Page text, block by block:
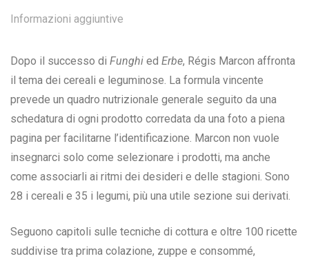
Informazioni aggiuntive
Dopo il successo di Funghi ed Erbe, Régis Marcon affronta
il tema dei cereali e leguminose. La formula vincente
prevede un quadro nutrizionale generale seguito da una
schedatura di ogni prodotto corredata da una foto a piena
pagina per facilitarne l’identificazione. Marcon non vuole
insegnarci solo come selezionare i prodotti, ma anche
come associarli ai ritmi dei desideri e delle stagioni. Sono
28 i cereali e 35 i legumi, più una utile sezione sui derivati.
Seguono capitoli sulle tecniche di cottura e oltre 100 ricette
suddivise tra prima colazione, zuppe e consommé,